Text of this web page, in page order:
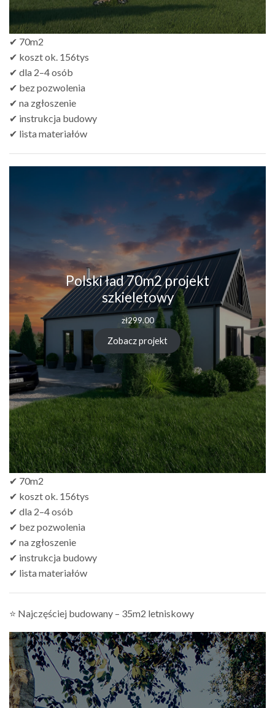
✔ 70m2
✔ koszt ok. 156tys
✔ dla 2–4 osób
✔ bez pozwolenia
✔ na zgłoszenie
✔ instrukcja budowy
✔ lista materiałów
Polski ład 70m2 projekt
szkieletowy
zł299.00
Zobacz projekt
✔ 70m2
✔ koszt ok. 156tys
✔ dla 2–4 osób
✔ bez pozwolenia
✔ na zgłoszenie
✔ instrukcja budowy
✔ lista materiałów
⭐ Najczęściej budowany – 35m2 letniskowy